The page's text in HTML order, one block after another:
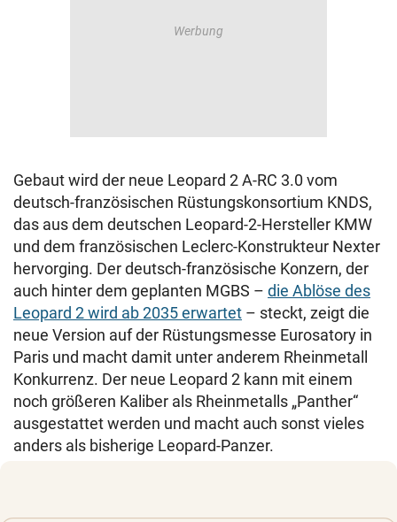
Gebaut wird der neue Leopard 2 A-RC 3.0 vom
deutsch-französischen Rüstungskonsortium KNDS,
das aus dem deutschen Leopard-2-Hersteller KMW
und dem französischen Leclerc-Konstrukteur Nexter
hervorging. Der deutsch-französische Konzern, der
auch hinter dem geplanten MGBS – die Ablöse des
Leopard 2 wird ab 2035 erwartet – steckt, zeigt die
neue Version auf der Rüstungsmesse Eurosatory in
Paris und macht damit unter anderem Rheinmetall
Konkurrenz. Der neue Leopard 2 kann mit einem
noch größeren Kaliber als Rheinmetalls „Panther“
ausgestattet werden und macht auch sonst vieles
anders als bisherige Leopard-Panzer.